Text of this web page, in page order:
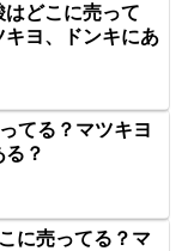
どこに売って
ヨ、ドンキにあ
てる？マツキヨ
？
に売ってる？マ